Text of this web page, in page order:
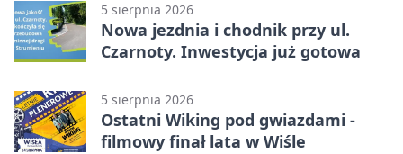
5 sierpnia 2026
Nowa jezdnia i chodnik przy ul.
Czarnoty. Inwestycja już gotowa
5 sierpnia 2026
Ostatni Wiking pod gwiazdami -
filmowy finał lata w Wiśle